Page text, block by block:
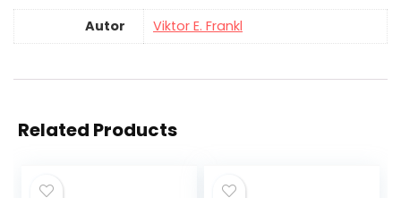
Autor Viktor E. Frankl
Related Products